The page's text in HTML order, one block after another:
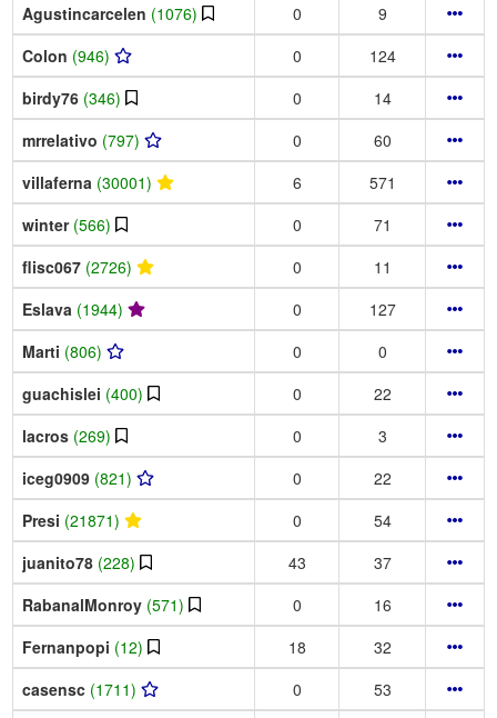
Agustincarcelen (1076) 0
9
Colon (946) 0
124
birdy76 (346) 0
14
mrrelativo (797) 0
60
villaferna (30001) 6
571
winter (566) 0
71
flisc067 (2726) 0
11
Eslava (1944) 0
127
Marti (806) 0
0
guachislei (400) 0
22
lacros (269) 0
3
iceg0909 (821) 0
22
Presi (21871) 0
54
juanito78 (228) 43
37
RabanalMonroy (571) 0
16
Fernanpopi (12) 18
32
casensc (1711) 0
53